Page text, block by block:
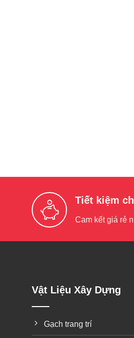
Tiết kiệm
Cam kết giá rẻ
Vật Liệu Xây Dựng
Gạch trang trí